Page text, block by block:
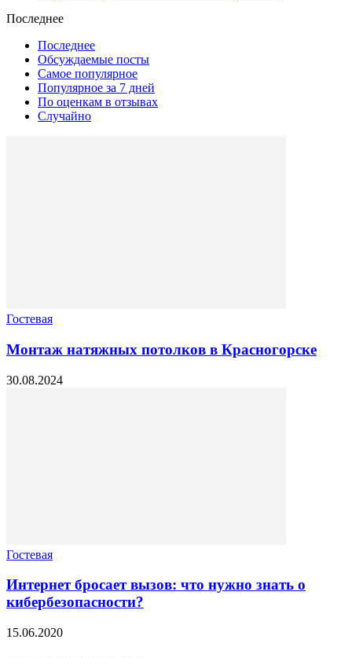
Последнее
Последнее
Обсуждаемые посты
Самое популярное
Популярное за 7 дней
По оценкам в отзывах
Случайно
Гостевая
Монтаж натяжных потолков в Красногорске
30.08.2024
Гостевая
Интернет бросает вызов: что нужно знать о
кибербезопасности?
15.06.2020